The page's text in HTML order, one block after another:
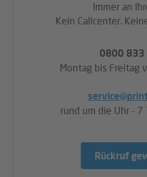
Immer an
Kein Callcenter.
0800 833
Montag bis Freitag
rund um die Uhr - 7
Rückruf